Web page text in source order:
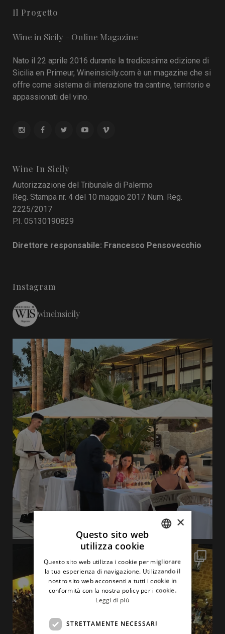
Il Progetto
Wine in Sicily - Online Magazine
Nato il 22 aprile 2016 durante la tredicesima edizione di
Sicilia en Primeur, Wineinsicily.com è un magazine che si
offre come sistema di interazione tra cantine, territorio e
appassionati del vino.
Wine In Sicily
Autorizzazione del Tribunale di Palermo
Reg. Stampa nr. 4 del 10 maggio 2017 Num. Reg.
2225/2017
P.I. 05130190829
Direttore responsabile: Francesco Pensovecchio
Instagram
wineinsicily
ENGLISH
×
Questo sito web
utilizza cookie
Questo sito web utilizza i cookie per migliorare
la tua esperienza di navigazione. Utilizzando il
nostro sito web acconsenti a tutti i cookie in
conformità con la nostra policy per i cookie.
Leggi di più
STRETTAMENTE NECESSARI